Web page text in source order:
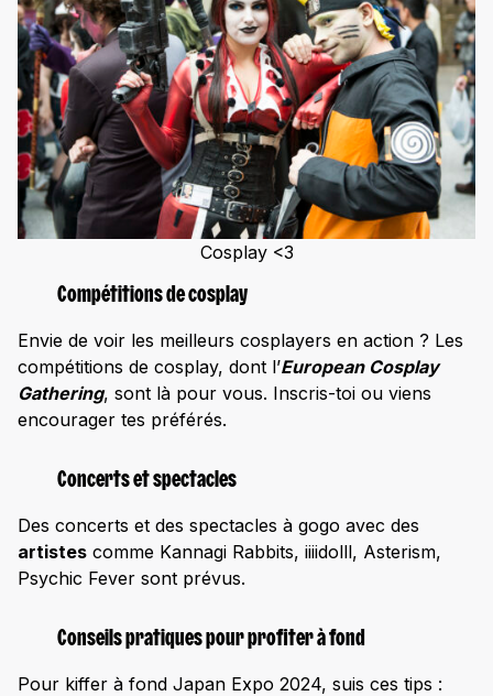
Cosplay <3
Compétitions de cosplay
Envie de voir les meilleurs cosplayers en action ? Les
compétitions de cosplay, dont l’European Cosplay
Gathering, sont là pour vous. Inscris-toi ou viens
encourager tes préférés.
Concerts et spectacles
Des concerts et des spectacles à gogo avec des
artistes comme Kannagi Rabbits, iiiidolll, Asterism,
Psychic Fever sont prévus.
Conseils pratiques pour profiter à fond
Pour kiffer à fond Japan Expo 2024, suis ces tips :